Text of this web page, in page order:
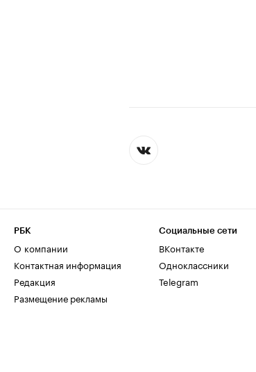
РБК
О компании
Контактная информация
Редакция
Размещение рекламы
Социальные сети
ВКонтакте
Одноклассники
Telegram